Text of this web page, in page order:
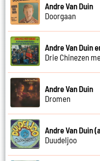
Andre Van Duin
Doorgaan
Andre Van Duin
Drie Chinezen
Andre Van Duin
Dromen
Andre Van Duin
Duudeljoo